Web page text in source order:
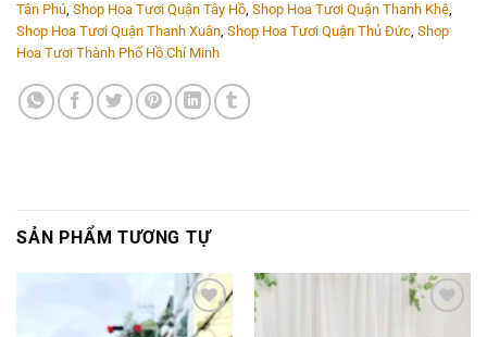
Tân Phú, Shop Hoa Tươi Quận Tây Hồ, Shop Hoa Tươi Quận Thanh Khê,
Shop Hoa Tươi Quận Thanh Xuân, Shop Hoa Tươi Quận Thủ Đức, Shop
Hoa Tươi Thành Phố Hồ Chí Minh
SẢN PHẨM TƯƠNG TỰ
Add to